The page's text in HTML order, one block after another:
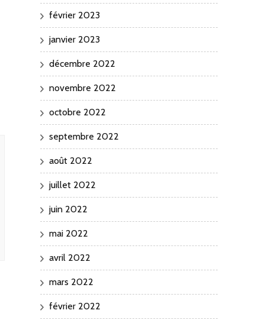
février 2023
janvier 2023
décembre 2022
novembre 2022
octobre 2022
septembre 2022
août 2022
juillet 2022
juin 2022
mai 2022
avril 2022
mars 2022
février 2022